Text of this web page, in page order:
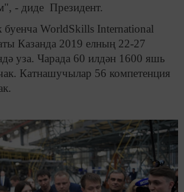
- диде Президент.
буенча WorldSkills International
Казанда 2019 елның 22-27
уза. Чарада 60 илдән 1600 яшь
Катнашучылар 56 компетенция